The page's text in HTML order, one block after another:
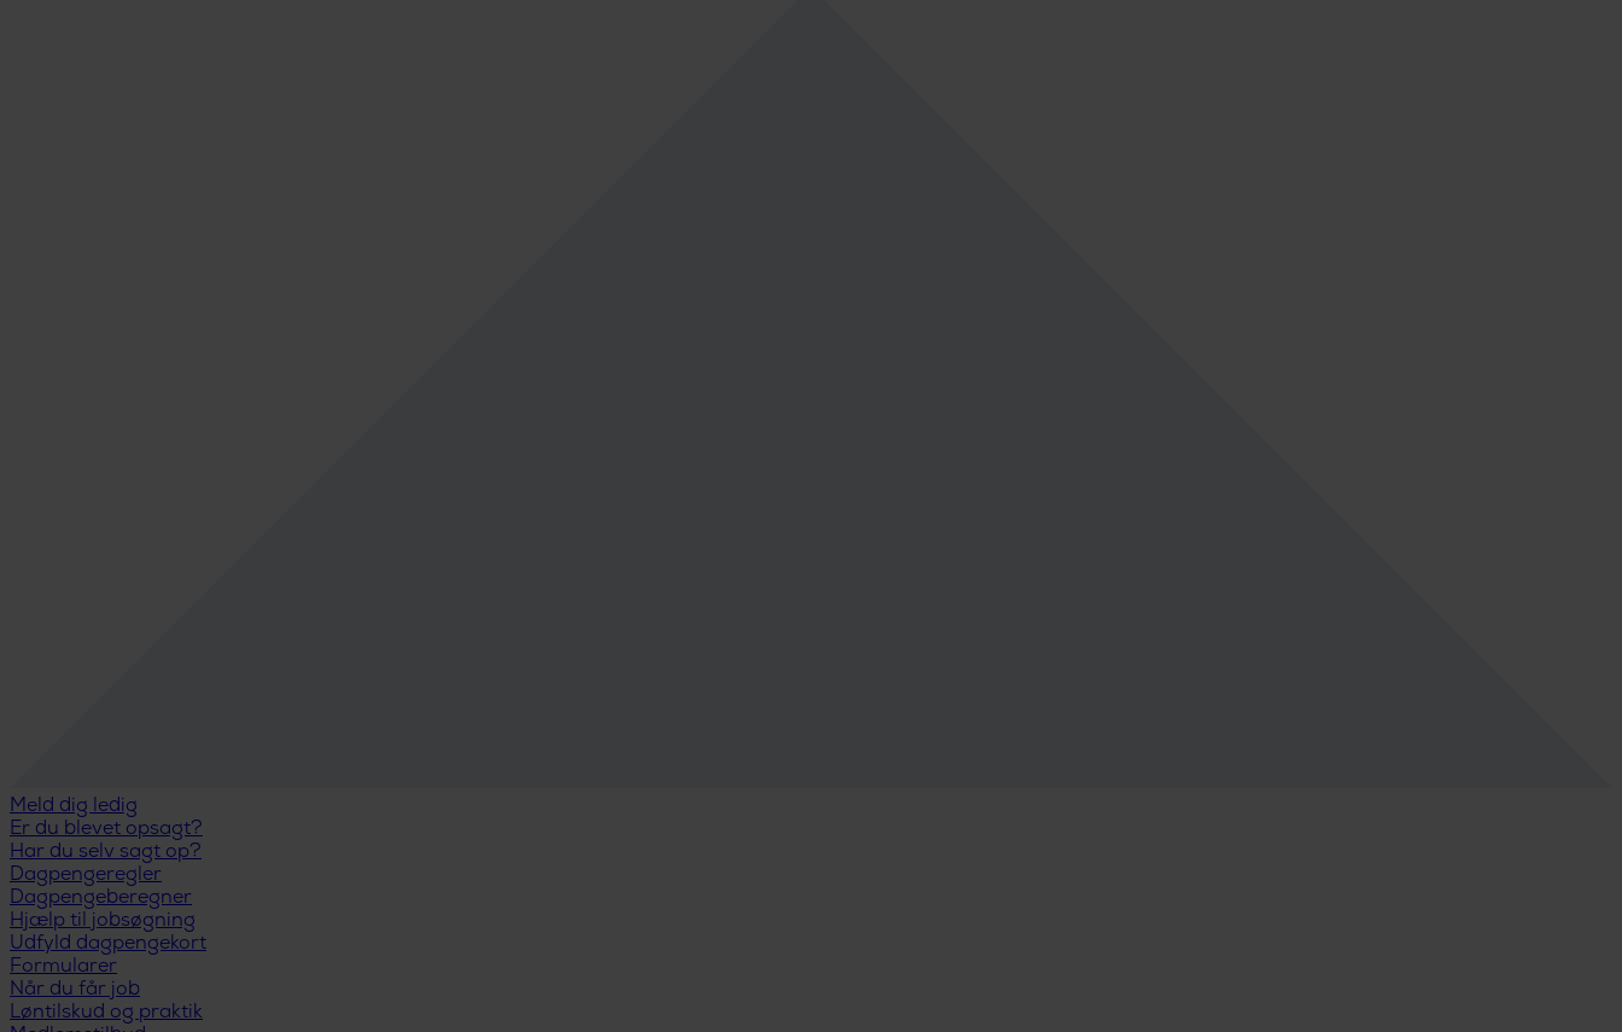
Meld dig ledig
Er du blevet opsagt?
Har du selv sagt op?
Dagpengeregler
Dagpengeberegner
Hjælp til jobsøgning
Udfyld dagpengekort
Formularer
Når du får job
Løntilskud og praktik